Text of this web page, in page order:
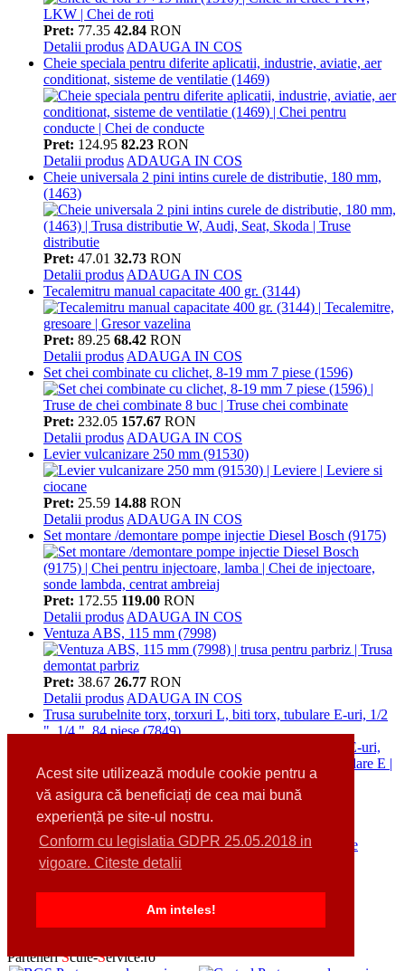
Acest site utilizează module cookie pentru a
vă asigura că beneficiați de cea mai bună
experiență pe site-ul nostru.
Conform cu legislatia GDPR 25.05.2018 in
vigoare. Citeste detalii
Am inteles!
Pret: 77.35 42.84 RON
Detalii produs ADAUGA IN COS
Cheie speciala pentru diferite aplicatii, industrie, aviatie, aer
conditionat, sisteme de ventilatie (1469)
Pret: 124.95 82.23 RON
Detalii produs ADAUGA IN COS
Cheie universala 2 pini intins curele de distributie, 180 mm,
(1463)
Pret: 47.01 32.73 RON
Detalii produs ADAUGA IN COS
Tecalemitru manual capacitate 400 gr. (3144)
Pret: 89.25 68.42 RON
Detalii produs ADAUGA IN COS
Set chei combinate cu clichet, 8-19 mm 7 piese (1596)
Pret: 232.05 157.67 RON
Detalii produs ADAUGA IN COS
Levier vulcanizare 250 mm (91530)
Pret: 25.59 14.88 RON
Detalii produs ADAUGA IN COS
Set montare /demontare pompe injectie Diesel Bosch (9175)
Pret: 172.55 119.00 RON
Detalii produs ADAUGA IN COS
Ventuza ABS, 115 mm (7998)
Pret: 38.67 26.77 RON
Detalii produs ADAUGA IN COS
Trusa surubelnite torx, torxuri L, biti torx, tubulare E-uri, 1/2
", 1/4 ", 84 piese (7849)
Pret: 743.75 458.15RON
Detalii produs ADAUGA IN COS
Set presa de interior rulmenti, 10 piese (7744)
Detalii produsADAUGA IN COS
Cosul dumneavoastra de cumparaturi
ParteneriScule-Service.ro